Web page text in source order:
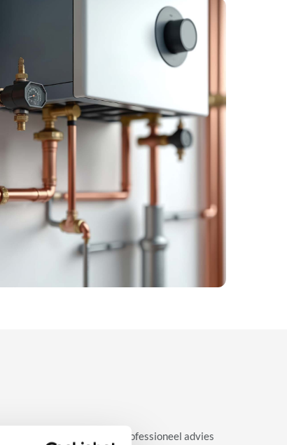
je wensen en geeft professioneel advies